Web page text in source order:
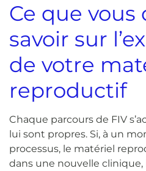
Ce que vous
savoir sur
de votre
reproductif
Chaque parcours de FIV
lui sont propres. Si, à un
processus, le matériel
dans une nouvelle